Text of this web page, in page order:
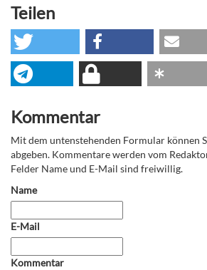
Teilen
Kommentar
Mit dem untenstehenden Formular können
abgeben. Kommentare werden vom
Felder Name und E-Mail sind freiwillig.
Name
E-Mail
Kommentar